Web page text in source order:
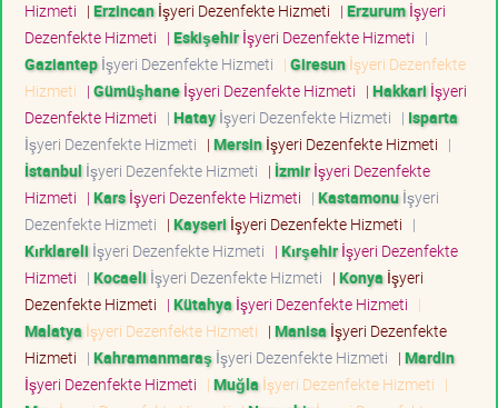
Hizmeti | Erzincanİşyeri Dezenfekte Hizmeti | Erzurumİşyeri
Dezenfekte Hizmeti | Eskişehirİşyeri Dezenfekte Hizmeti |
Gaziantepİşyeri Dezenfekte Hizmeti | Giresunİşyeri Dezenfekte
Hizmeti | Gümüşhaneİşyeri Dezenfekte Hizmeti | Hakkari İşyeri
Dezenfekte Hizmeti | Hatayİşyeri Dezenfekte Hizmeti | Isparta
İşyeri Dezenfekte Hizmeti | Mersinİşyeri Dezenfekte Hizmeti |
İstanbul İşyeri Dezenfekte Hizmeti | İzmirİşyeri Dezenfekte
Hizmeti | Karsİşyeri Dezenfekte Hizmeti | Kastamonuİşyeri
Dezenfekte Hizmeti | Kayseri İşyeri Dezenfekte Hizmeti |
Kırklareli İşyeri Dezenfekte Hizmeti | Kırşehirİşyeri Dezenfekte
Hizmeti | Kocaeli İşyeri Dezenfekte Hizmeti | Konya İşyeri
Dezenfekte Hizmeti | Kütahya İşyeri Dezenfekte Hizmeti |
Malatya İşyeri Dezenfekte Hizmeti | Manisa İşyeri Dezenfekte
Hizmeti | Kahramanmaraş İşyeri Dezenfekte Hizmeti | Mardin
İşyeri Dezenfekte Hizmeti | Muğla İşyeri Dezenfekte Hizmeti |